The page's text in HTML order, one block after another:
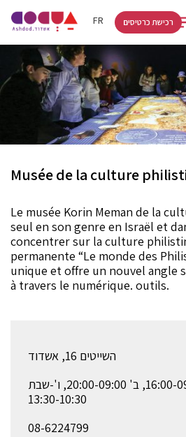
FR
HE
רכישת כרטיסים
Musée de la culture
Le musée Korin Meman de la
seul en son genre en Israël et
concentrer sur la culture
permanente “Le monde des
unique et offre un nouvel angle
à travers le numérique. outils.
השייטים 16, אשדוד
א' ג'-ה' 16:00-09:00, ב' 20:00-09:00, ו'-שבת
13:30-10:30
08-6224799